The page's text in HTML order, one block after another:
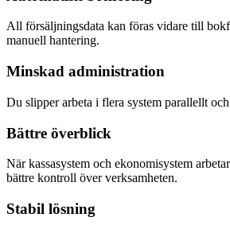
All försäljningsdata kan föras vidare till
manuell hantering.
Minskad administration
Du slipper arbeta i flera system parallellt
Bättre överblick
När kassasystem och ekonomisystem
bättre kontroll över verksamheten.
Stabil lösning